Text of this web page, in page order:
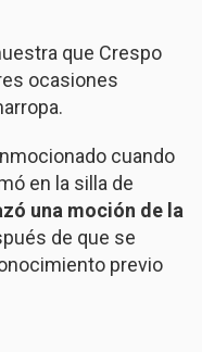
que Crespo
ocasiones
cuando
en la silla de
una moción de la
de que se
previo